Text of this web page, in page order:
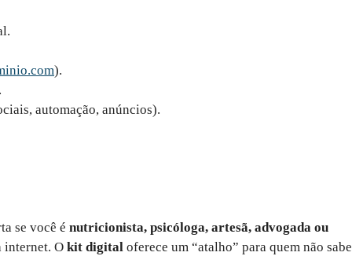
).
automação, anúncios).
se você é nutricionista, psicóloga, artesã, advogada ou
internet. O kit digital oferece um “atalho” para quem não sabe